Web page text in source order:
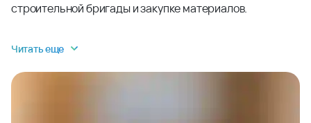
строительной бригады и закупке материалов.
Читать еще